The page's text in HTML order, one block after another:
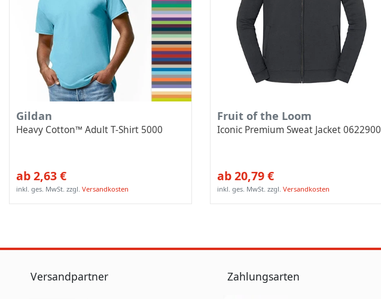
Gildan
Heavy Cotton™ Adult T-Shirt 5000
ab 2,63 €
inkl. ges. MwSt. zzgl.Versandkosten
Fruit of the Loom
Iconic Premium Sweat Jacket 0622900
ab 20,79 €
inkl. ges. MwSt. zzgl.Versandkosten
Versandpartner Zahlungsarten